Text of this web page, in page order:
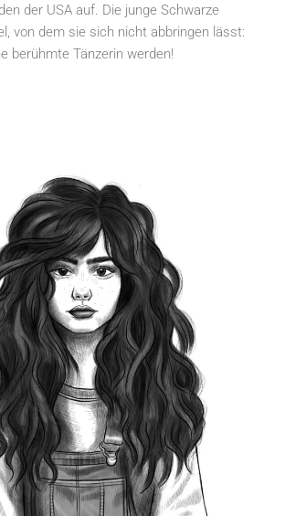
der USA auf. Die junge Schwarze
von dem sie sich nicht abbringen lässt:
berühmte Tänzerin werden!